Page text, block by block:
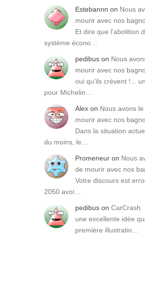
Estebannn on Nous
mourir avec nos
Et dire que l'abolition
système écono…
pedibus on Nous
mourir avec nos
oui qu'ils crèvent !...
pour Michelin…
Alex on Nous avons
mourir avec nos
Dans la situation
du moins, le…
Promeneur on Nous
de mourir avec nos
Votre discours est
2050 avoi…
pedibus on CarCrash
une excellente idée
première illustratio…